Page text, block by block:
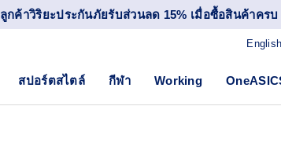
ลูกค้าวิริยะประกันภัยรับส่วนลด 15% เมื่อซื้อสินค้าคร
English
สปอร์ตสไตล์ กีฬา Working